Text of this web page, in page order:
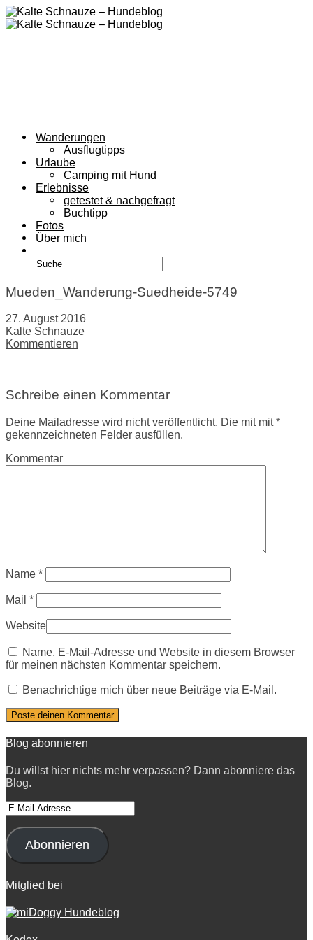
Wanderungen
Ausflugtipps
Urlaube
Camping mit Hund
Erlebnisse
getestet & nachgefragt
Buchtipp
Fotos
Über mich
Mueden_Wanderung-Suedheide-5749
27. August 2016
Kalte Schnauze
Kommentieren
Schreibe einen Kommentar
Deine Mailadresse wird nicht veröffentlicht. Die mit mit *
gekennzeichneten Felder ausfüllen.
Kommentar
Name *
Mail *
Website
Name, E-Mail-Adresse und Website in diesem Browser
für meinen nächsten Kommentar speichern.
Benachrichtige mich über neue Beiträge via E-Mail.
Blog abonnieren
Du willst hier nichts mehr verpassen? Dann abonniere das
Blog.
E-
Mail-
Adresse
Abonnieren
Mitglied bei